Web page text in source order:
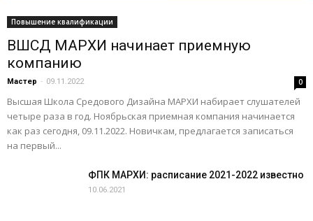
Повышение квалификации
ВШСД МАРХИ начинает приемную
компанию
Мастер - 09.11.2022 0
Высшая Школа Средового Дизайна МАРХИ набирает слушателей
четыре раза в год. Ноябрьская приемная компания начинается
как раз сегодня, 09.11.2022. Новичкам, предлагается записаться
на первый...
ФПК МАРХИ: расписание 2021-2022 известно
10.06.2021